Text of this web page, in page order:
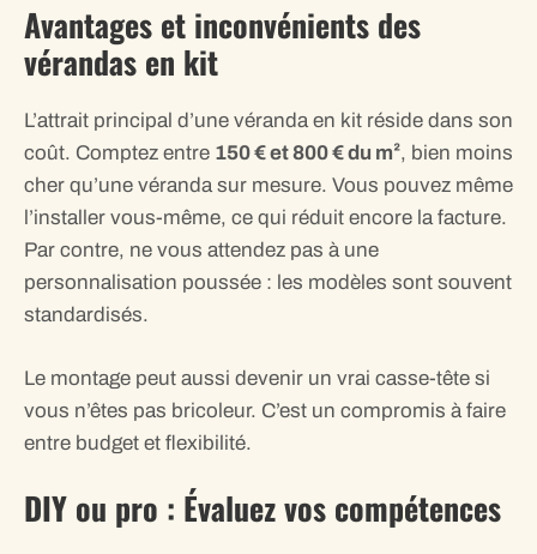
Avantages et inconvénients des
vérandas en kit
L’attrait principal d’une véranda en kit réside dans son
coût. Comptez entre 150 € et 800 € du m², bien moins
cher qu’une véranda sur mesure. Vous pouvez même
l’installer vous-même, ce qui réduit encore la facture.
Par contre, ne vous attendez pas à une
personnalisation poussée : les modèles sont souvent
standardisés.
Le montage peut aussi devenir un vrai casse-tête si
vous n’êtes pas bricoleur. C’est un compromis à faire
entre budget et flexibilité.
DIY ou pro : Évaluez vos compétences